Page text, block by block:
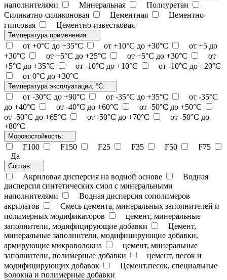
наполнителями
Минеральная
Полиуретан
Силикатно-силиконовая
Цементная
Цементно-
гипсовая
Цементно-известковая
Температура применения:
от +0°C до +35°C от +10°C до +30°C
от +5 до
+30°C
от +5°C до +25°C от +5°C до +30°C
от
+5°C до +35°C
от -10°C до +10°C
от -10°C до +20°C
от 0°C до +30°C
Температура эксплуатации, °С:
от -30°C до +90°C от -35°C до +35°C
от -35°C
до +40°C
от -40°C до +60°C
от -50°C до +50°C
от -50°C до +65°C
от -50°C до +70°C
от -50°C до
+80°C
Морозостойкость:
F100 F150 F25 F35 F50
F75
Да
Состав:
Акриловая дисперсия на водной основе
Водная
дисперсия синтетических смол с минеральными
наполнителями
Водная дисперсия сополимеров
акрилатов
Смесь цемента, минеральных заполнителей и
полимерных модификаторов
цемент, минеральные
заполнители, модифицирующие добавки
Цемент,
минеральные заполнители, модифицирующие добавки,
армирующие микроволокна
цемент, минеральные
заполнители, полимерные добавки
цемент, песок и
модифицирующих добавок
Цемент,песок, специальные
волокна и полимерные добавки